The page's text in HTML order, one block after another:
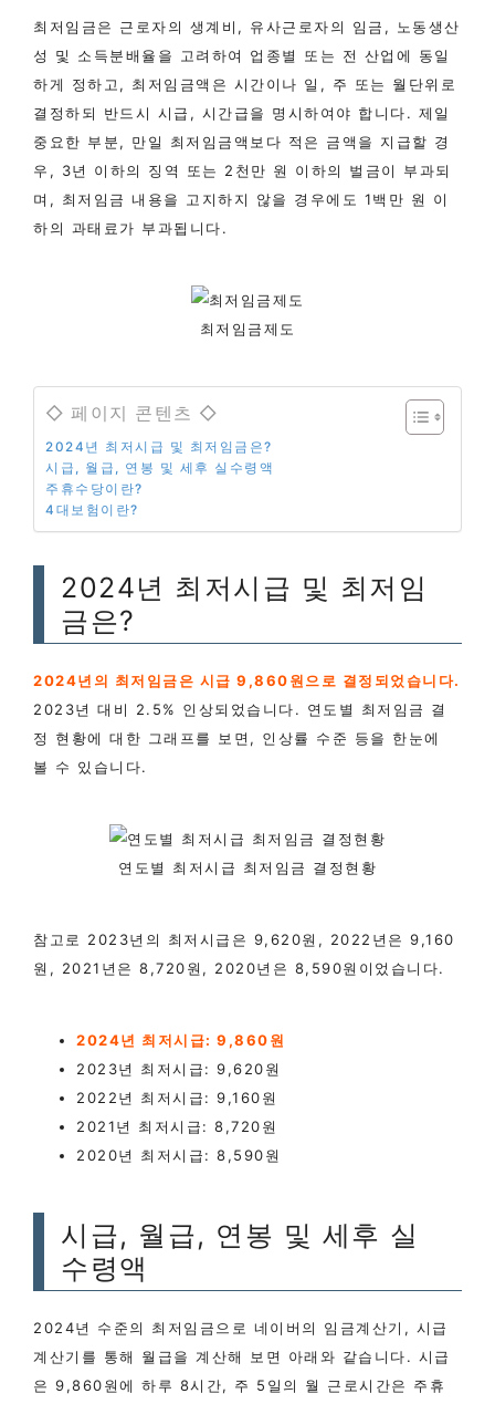
최저임금은 근로자의 생계비, 유사근로자의 임금, 노동생산
성 및 소득분배율을 고려하여 업종별 또는 전 산업에 동일
하게 정하고, 최저임금액은 시간이나 일, 주 또는 월단위로
결정하되 반드시 시급, 시간급을 명시하여야 합니다. 제일
중요한 부분, 만일 최저임금액보다 적은 금액을 지급할 경
우, 3년 이하의 징역 또는 2천만 원 이하의 벌금이 부과되
며, 최저임금 내용을 고지하지 않을 경우에도 1백만 원 이
하의 과태료가 부과됩니다.
최저임금제도
◇ 페이지 콘텐츠 ◇
2024년 최저시급 및 최저임금은?
시급, 월급, 연봉 및 세후 실수령액
주휴수당이란?
4대보험이란?
2024년 최저시급 및 최저임
금은?
2024년의 최저임금은 시급 9,860원으로 결정되었습니다.
2023년 대비 2.5% 인상되었습니다. 연도별 최저임금 결
정 현황에 대한 그래프를 보면, 인상률 수준 등을 한눈에
볼 수 있습니다.
연도별 최저시급 최저임금 결정현황
참고로 2023년의 최저시급은 9,620원, 2022년은 9,160
원, 2021년은 8,720원, 2020년은 8,590원이었습니다.
2024년 최저시급: 9,860원
2023년 최저시급: 9,620원
2022년 최저시급: 9,160원
2021년 최저시급: 8,720원
2020년 최저시급: 8,590원
시급, 월급, 연봉 및 세후 실
수령액
2024년 수준의 최저임금으로 네이버의 임금계산기, 시급
계산기를 통해 월급을 계산해 보면 아래와 같습니다. 시급
은 9,860원에 하루 8시간, 주 5일의 월 근로시간은 주휴